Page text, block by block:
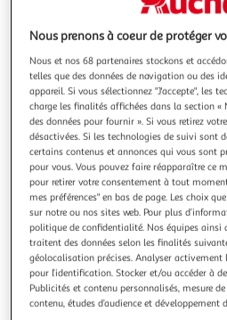
SONY
Manette sans fil DualSense
Vendu parMultishop
Livr. ou retrait dès 8/9 jours
A partir de 2,00€
Plus d'options
Vendu parMultishop
Livraison dès 7/8 jours
Livraison offerte
Plus d'options
Nous prenons à coeur de protéger
Nous et nos 68 partenaires stockons et
telles que des données de navigation ou des
appareil. Si vous sélectionnez "J'accepte", les
charge les finalités affichées dans la section
des données pour fournir ». Si vous retirez
désactivées. Si les technologies de suivi sont
certains contenus et annonces qui vous sont
pour vous. Vous pouvez faire réapparaître ce
pour retirer votre consentement à tout
mes préférences" en bas de page. Les choix
sur notre ou nos sites web. Pour plus
politique de confidentialité. Nos équipes ainsi
traitent des données selon les finalités
géolocalisation précises. Analyser activement
pour l’identification. Stocker et/ou accéder à
Publicités et contenu personnalisés, mesure
contenu, études d’audience et développement